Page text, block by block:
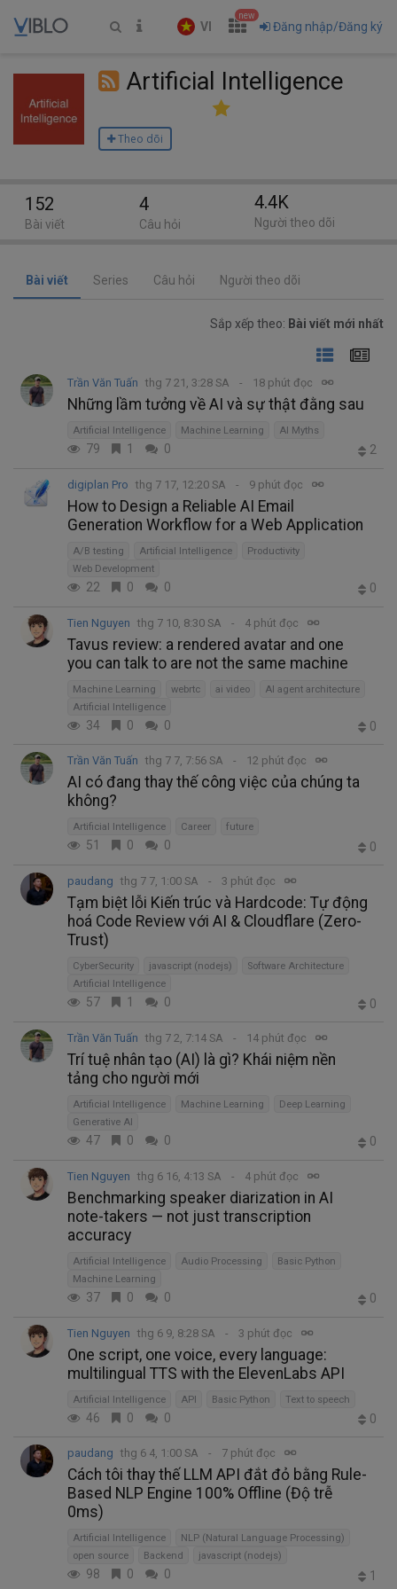
VI
new
Đăng nhập/Đăng ký
Artificial Intelligence
Theo dõi
Bài viết Series Câu hỏi Người theo dõi
Sắp xếp theo: Bài viết mới nhất
Trần Văn Tuấn thg 7 21, 3:28 SA 18 phút đọc
Những lầm tưởng về AI và sự thật đằng sau
Artificial Intelligence Machine Learning AI Myths
79 1 0 2
digiplan Pro thg 7 17, 12:20 SA 9 phút đọc
How to Design a Reliable AI Email
Generation Workflow for a Web Application
A/B testing Artificial Intelligence
Productivity
Web Development
22 0 0 0
Tien Nguyen thg 7 10, 8:30 SA 4 phút đọc
Tavus review: a rendered avatar and one
you can talk to are not the same machine
Machine Learning webrtc ai video
AI agent architecture
Artificial Intelligence
34 0 0 0
Trần Văn Tuấn thg 7 7, 7:56 SA 12 phút đọc
AI có đang thay thế công việc của chúng ta
không?
Artificial Intelligence Career future
51 0 0 0
paudang thg 7 7, 1:00 SA 3 phút đọc
Tạm biệt lỗi Kiến trúc và Hardcode: Tự động
hoá Code Review với AI & Cloudflare (Zero-
Trust)
CyberSecurity javascript (nodejs)
Software Architecture
Artificial Intelligence
57 1 0 0
Trần Văn Tuấn thg 7 2, 7:14 SA 14 phút đọc
Trí tuệ nhân tạo (AI) là gì? Khái niệm nền
tảng cho người mới
Artificial Intelligence Machine Learning
Deep Learning
Generative AI
47 0 0 0
Tien Nguyen thg 6 16, 4:13 SA 4 phút đọc
Benchmarking speaker diarization in AI
note-takers — not just transcription
accuracy
Artificial Intelligence Audio Processing
Basic Python
Machine Learning
37 0 0 0
Tien Nguyen thg 6 9, 8:28 SA 3 phút đọc
One script, one voice, every language:
multilingual TTS with the ElevenLabs API
Artificial Intelligence API Basic Python Text to speech
46 0 0 0
paudang thg 6 4, 1:00 SA 7 phút đọc
Cách tôi thay thế LLM API đắt đỏ bằng Rule-
Based NLP Engine 100% Offline (Độ trễ
0ms)
Artificial Intelligence
NLP (Natural Language Processing)
open source
Backend javascript (nodejs)
98 0 0 1
152
Bài viết
4
Câu hỏi
4.4K
Người theo dõi